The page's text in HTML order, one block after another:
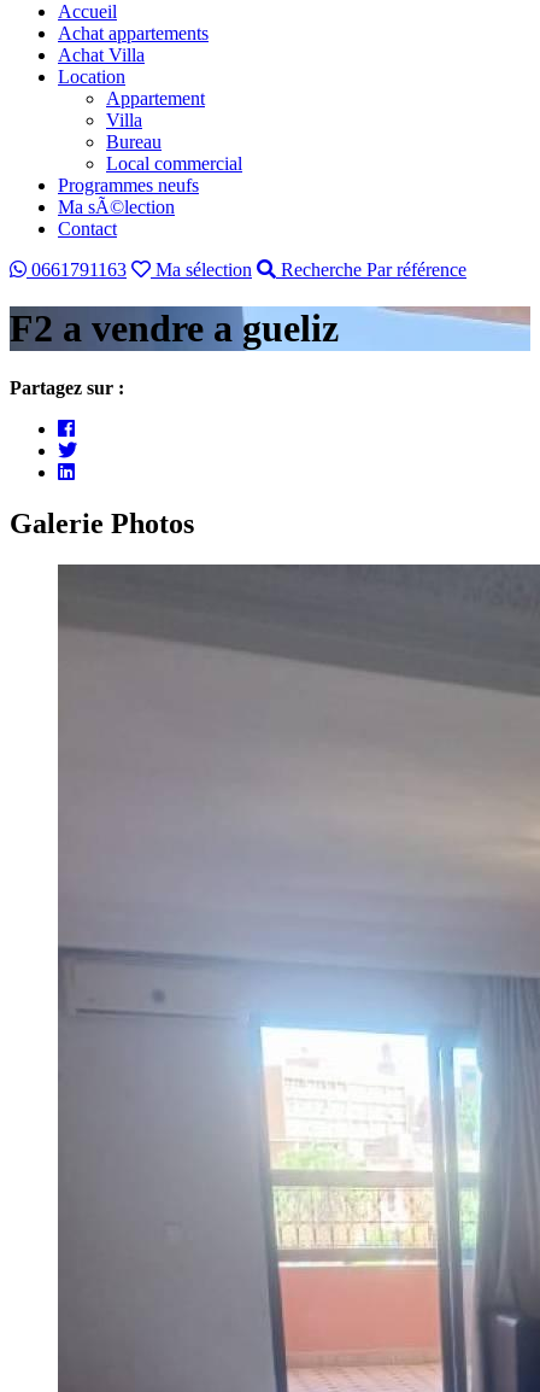
Accueil
Achat appartements
Achat Villa
Location
Appartement
Villa
Bureau
Local commercial
Programmes neufs
Ma sÃ©lection
Contact
0661791163
Ma sélection Recherche Par référence
F2 a vendre a gueliz
Partagez sur :
Galerie Photos